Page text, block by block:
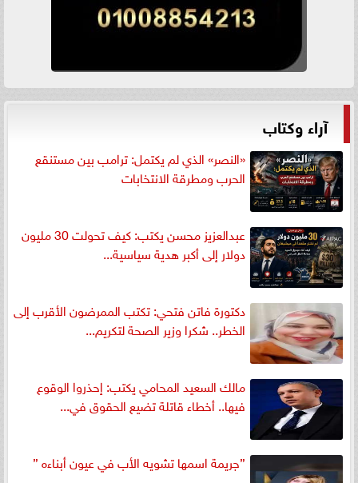
آراء وكتاب
«النصر» الذي لم يكتمل: ترامب بين مستنقع
الحرب ومطرقة الانتخابات
عبدالعزيز محسن يكتب: كيف تحولت 30 مليون
دولار إلى أكبر هدية سياسية...
دكتورة فاتن فتحي: تكتب الممرضون الأقرب إلى
الخطر.. شكرا وزير الصحة لتكريم...
مالك السعيد المحامي يكتب: إحذروا الوقوع
فيها.. أخطاء قاتلة تضيع الحقوق في...
”جريمة اسمها تشويه الأب في عيون أبناءه ”